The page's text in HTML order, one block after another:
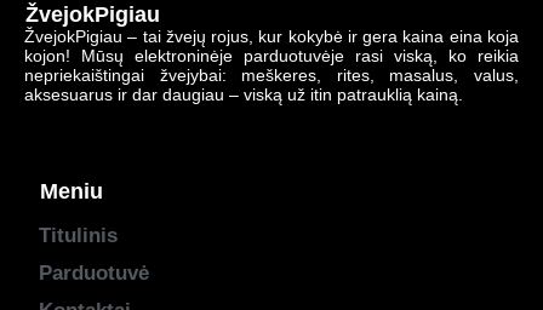
ŽvejokPigiau
ŽvejokPigiau – tai žvejų rojus, kur kokybė ir gera kaina eina koja
kojon! Mūsų elektroninėje parduotuvėje rasi viską, ko reikia
nepriekaištingai žvejybai: meškeres, rites, masalus, valus,
aksesuarus ir dar daugiau – viską už itin patrauklią kainą.
Meniu
Titulinis
Parduotuvė